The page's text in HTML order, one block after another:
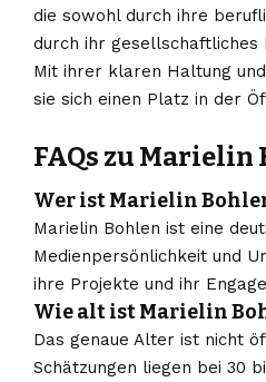
die sowohl durch ihre
durch ihr gesellschaftliches
Mit ihrer klaren Haltung
sie sich einen Platz in der
FAQs zu Marielin
Wer ist Marielin
Marielin Bohlen ist eine
Medienpersönlichkeit und
ihre Projekte und ihr
Wie alt ist Marielin
Das genaue Alter ist nicht
Schätzungen liegen bei 30